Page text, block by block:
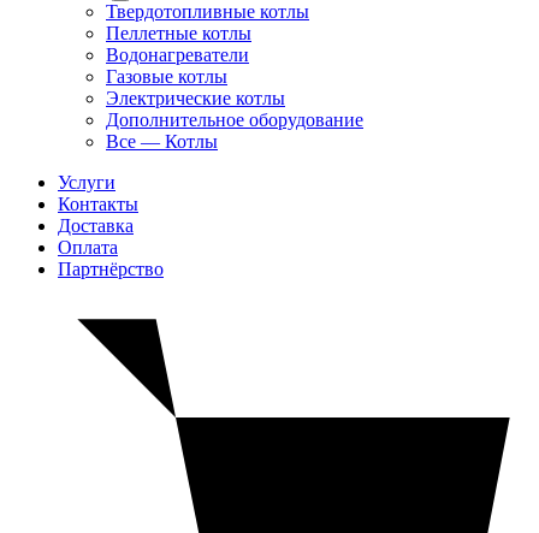
Твердотопливные котлы
Пеллетные котлы
Водонагреватели
Газовые котлы
Электрические котлы
Дополнительное оборудование
Все — Котлы
Услуги
Контакты
Доставка
Оплата
Партнёрство